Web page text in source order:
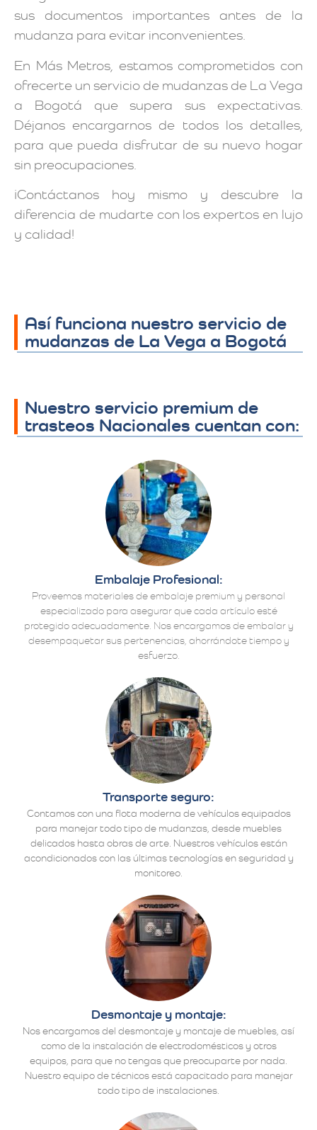
sus documentos importantes antes de la
mudanza para evitar inconvenientes.
En Más Metros, estamos comprometidos con
ofrecerte un servicio de mudanzas de La Vega
a Bogotá que supera sus expectativas.
Déjanos encargarnos de todos los detalles,
para que pueda disfrutar de su nuevo hogar
sin preocupaciones.
¡Contáctanos hoy mismo y descubre la
diferencia de mudarte con los expertos en lujo
y calidad!
Así funciona nuestro servicio de
mudanzas de La Vega a Bogotá
Nuestro servicio premium de
trasteos Nacionales cuentan con:
Embalaje Profesional:
Proveemos materiales de embalaje premium y personal
especializado para asegurar que cada artículo esté
protegido adecuadamente. Nos encargamos de embalar y
desempaquetar sus pertenencias, ahorrándote tiempo y
esfuerzo.
Transporte seguro:
Contamos con una flota moderna de vehículos equipados
para manejar todo tipo de mudanzas, desde muebles
delicados hasta obras de arte. Nuestros vehículos están
acondicionados con las últimas tecnologías en seguridad y
monitoreo.
Desmontaje y montaje:
Nos encargamos del desmontaje y montaje de muebles, así
como de la instalación de electrodomésticos y otros
equipos, para que no tengas que preocuparte por nada.
Nuestro equipo de técnicos está capacitado para manejar
todo tipo de instalaciones.